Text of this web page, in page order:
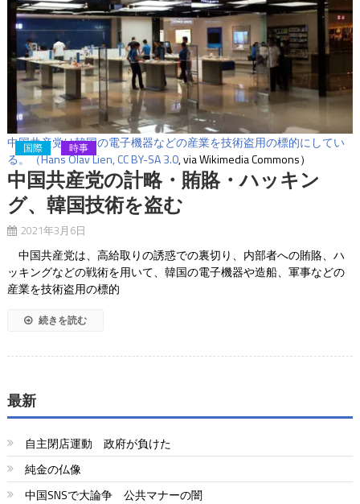
中国共産党は韓国の電子機器などの産業を技術盗用の標的にしてい
る。（Hans Olav Lien,CC BY-SA 3.0, via Wikimedia Commons）
国際 時事
中国共産党の計略・賄賂・ハッキン
グ、韓国技術を盗む
2021年3月6日
中国共産党は、高給取りの誘惑での裏切り、内部者への賄賂、ハ
ッキングなどの戦術を用いて、韓国の電子機器や造船、軍事などの
産業を技術盗用の標的
続きを読む
最新
自主閉店運動 政府が負けた
純金の仏像
中国SNSで大論争 公共マナーの闇